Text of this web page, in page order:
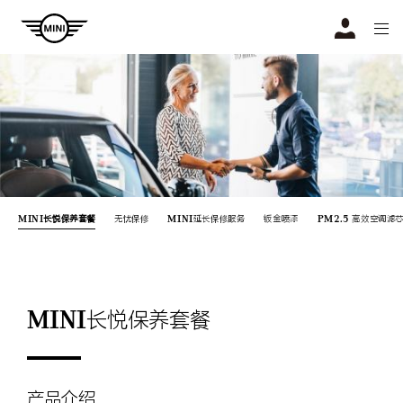
MINI长悦保养套餐 无忧保修 MINI延长保修服务 钣金喷漆 PM2.5 高效空调滤
MINI长悦保养套餐